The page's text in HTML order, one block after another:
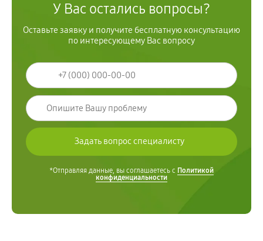
У Вас остались вопросы?
Оставьте заявку и получите бесплатную консультацию
по интересующему Вас вопросу
*Отправляя данные, вы соглашаетесь с Политикой
конфиденциальности